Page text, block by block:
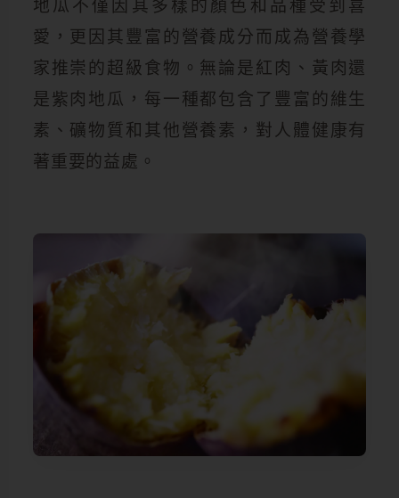
地瓜不僅因其多樣的顏色和品種受到喜
愛，更因其豐富的營養成分而成為營養學
家推崇的超級食物。無論是紅肉、黃肉還
是紫肉地瓜，每一種都包含了豐富的維生
素、礦物質和其他營養素，對人體健康有
著重要的益處。